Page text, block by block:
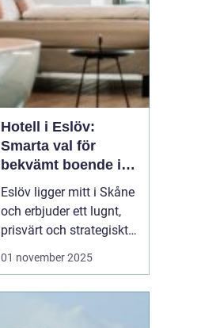
Hotell i Eslöv:
Smarta val för
bekvämt boende i
hjärtat av Skåne
Eslöv ligger mitt i Skåne
och erbjuder ett lugnt,
prisvärt och strategiskt
boendealternativ för
01 november 2025